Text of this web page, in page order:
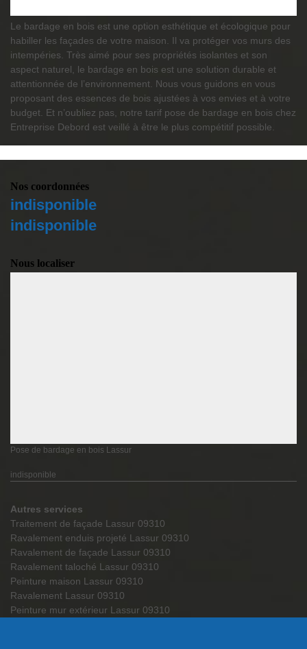
Le bardage en bois est une option esthétique et écologique pour
habiller les façades de votre maison. Il va protéger vos murs des
intempéries. Très aimé pour ses propriétés isolantes et son
aspect naturel, le bardage en bois est une solution durable et
attentionnée de l’environnement. Nous vous guidons en vous
proposant des essences de bois ajustées à vos envies et à votre
budget. Et n’oubliez pas, notre tarif pose de bardage en bois chez
Entreprise Debord est veillé à être le plus compétitif possible.
Nos coordonnées
indisponible
indisponible
Nous localiser
Pose de bardage en bois Lassur
indisponible
Autres services
Traitement de façade Lassur 09310
Ravalement enduis projeté Lassur 09310
Ravalement de façade Lassur 09310
Ravalement taloché Lassur 09310
Peinture maison Lassur 09310
Ravalement Lassur 09310
Peinture mur extérieur Lassur 09310